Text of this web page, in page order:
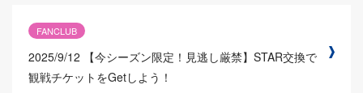
FANCLUB
2025/9/12
【今シーズン限定！見逃し厳禁】STAR交換で
観戦チケットをGetしよう！